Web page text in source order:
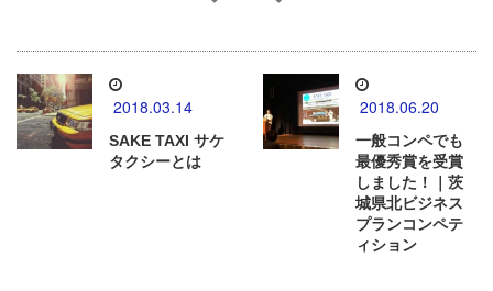
2018.03.14
SAKE TAXI サケ
タクシーとは
2018.06.20
一般コンペでも
最優秀賞を受賞
しました！｜茨
城県北ビジネス
プランコンペテ
ィション